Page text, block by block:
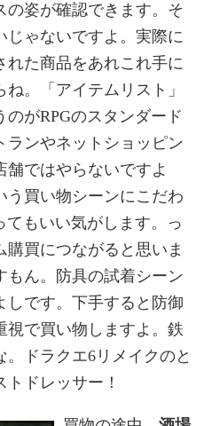
の姿が確認できます。そ
じゃないですよ。実際に
れた商品をあれこれ手に
。「アイテムリスト」
がRPGのスタンダード
ランやネットショッピン
舗ではやらないですよ
う買い物シーンにこだわ
てもいい気がします。っ
買につながると思いま
もん。防具の試着シーン
しです。下手すると防御
視で買い物しますよ。鉄
ドラクエ6リメイクのと
ドレッサー！